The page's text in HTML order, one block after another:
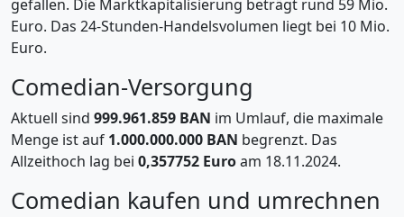
gefallen. Die Marktkapitalisierung beträgt rund 59 Mio.
Euro. Das 24-Stunden-Handelsvolumen liegt bei 10 Mio.
Euro.
Comedian-Versorgung
Aktuell sind 999.961.859 BAN im Umlauf, die maximale
Menge ist auf 1.000.000.000 BAN begrenzt. Das
Allzeithoch lag bei 0,357752 Euroam 18.11.2024.
Comedian kaufen und umrechnen